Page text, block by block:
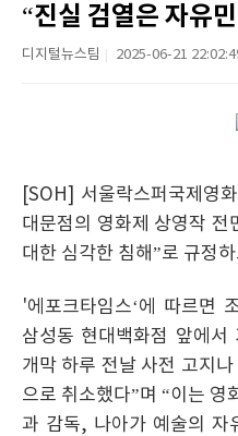
“진실 검열은 자유
디지털뉴스팀 2025-06-21
[SOH] 서울락스퍼국제영
대문점의 영화제 상영작 전
대한 심각한 침해”로 규정
'에포크타임스‘에 따르면
삼성동 현대백화점 앞에서
개막 하루 전날 사전 고지
으로 취소했다”며 “이는 영
과 감독, 나아가 예술의 자